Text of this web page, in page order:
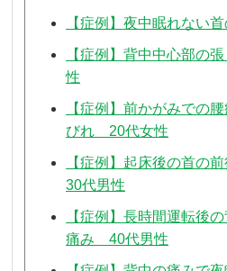
【症例】夜中眠れない
【症例】背中中心部の
性
【症例】前かがみでの
びれ 20代女性
【症例】起床後の首の
30代男性
【症例】長時間運転後
痛み 40代男性